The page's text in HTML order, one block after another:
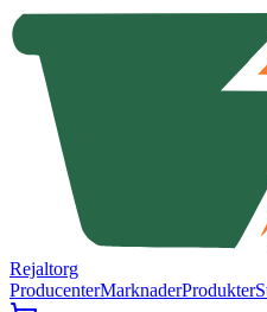
Rejaltorg
ProducenterMarknaderProdukter